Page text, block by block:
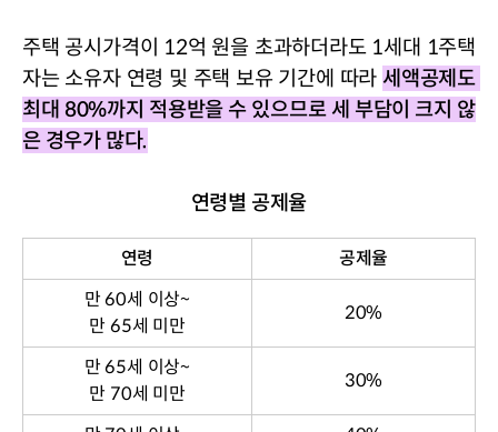
주택 공시가격이 12억 원을 초과하더라도 1세대 1주택
자는 소유자 연령 및 주택 보유 기간에 따라 세액공제도
최대 80%까지 적용받을 수 있으므로 세 부담이 크지 않
은 경우가 많다.
연령별 공제율
연령
공제율
만60세 이상~
만 65세 미만
20%
만65세 이상~
만 70세 미만
30%